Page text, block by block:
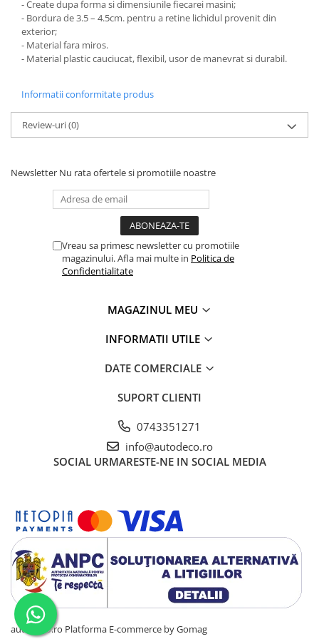
PARASOLARE
PAUL WALKER STICKER
PENTRU FETE
SETURI STICKERE
STICKERE CAPAC REZERVOR
STICKERE CU ANIMALE
STICKERE GEAM MIC
STICKERE JDM
STICKERE PENTRU CAPOTA
STICKERE PENTRU LATERALE
STICKERE PERSONALIZATE
STICKERE UTILAJE AGRICOLE
VANATOARE - PESCUIT
ECHIPAMENT DE LUCRU
PERSONALIZAT
BANNERE PERSONALIZATE
TRICOURI PERSONALIZATE
TRICOURI MĂRCI AUTO
TRICOURI AUDI
TRICOURI BMW
TRICOURI DACIA
TRICOURI FORD
- Create dupa forma si dimensiunile fiecarei masini;
- Bordura de 3.5 – 4.5cm. pentru a retine lichidul provenit din
exterior;
- Material fara miros.
- Material plastic cauciucat, flexibil, usor de manevrat si durabil.
Informatii conformitate produs
Review-uri(0)
Newsletter Nu rata ofertele si promotiile noastre
Vreau sa primesc newsletter cu promotiile
magazinului. Afla mai multe in Politica de
Confidentialitate
MAGAZINUL MEU
INFORMATII UTILE
DATE COMERCIALE
SUPORT CLIENTI
0743351271
info@autodeco.ro
SOCIAL URMARESTE-NE IN SOCIAL MEDIA
autodeco.ro Platforma E-commerce by Gomag